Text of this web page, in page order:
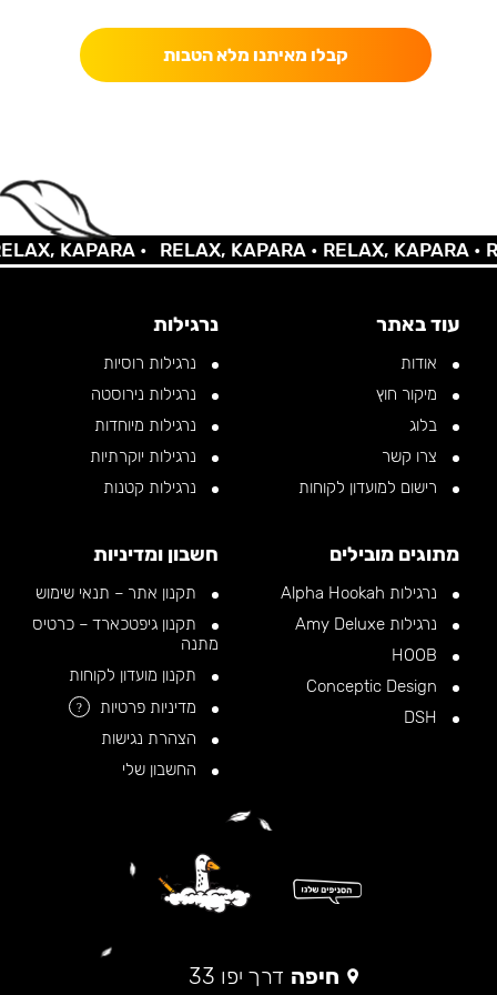
קבלו מאיתנו מלא הטבות
KAPARA • RELAX, KAPARA •RELAX, KAPARA •
עוד באתר
אודות
מיקור חוץ
בלוג
צרו קשר
רישום למועדון לקוחות
נרגילות
נרגילות רוסיות
נרגילות נירוסטה
נרגילות מיוחדות
נרגילות יוקרתיות
נרגילות קטנות
מתוגים מובילים
נרגילות Alpha Hookah
נרגילות Amy Deluxe
חשבון ומדיניות
תקנון אתר – תנאי שימוש
תקנון גיפטכארד – כרטיס
מתנה
תקנון מועדון לקוחות
מדיניות פרטיות
?
הצהרת נגישות
החשבון שלי
חיפה דרך יפו 33